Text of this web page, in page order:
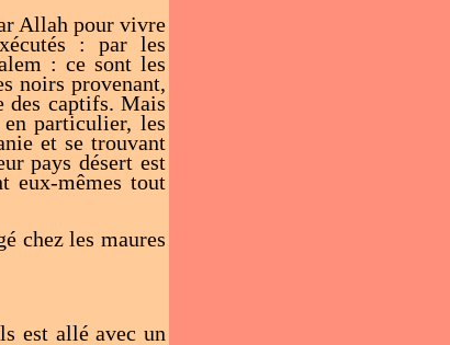
Allah pour vivre
: par les
: ce sont les
noirs provenant,
des captifs. Mais
particulier, les
et se trouvant
pays désert est
eux-mêmes tout
chez les maures
est allé avec un